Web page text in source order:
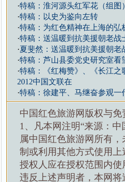
·特稿：淮河源头红军花（组图）
·特稿：以史为鉴向左转
·特稿：为红色精神在上海的弘
·特稿：送温暖到抗美援朝老战
·夏斐然：送温暖到抗美援朝老
·特稿：芦山县委党史研究室
·特稿：《红梅赞》、《长江
2012中国文联在
·特稿：徐建平、马继奋参观
中国红色旅游网版权与免
1、凡本网注明“来源：
属中国红色旅游网所有
制或利用其他方式使用
授权人应在授权范围内
违反上述声明者，本网将